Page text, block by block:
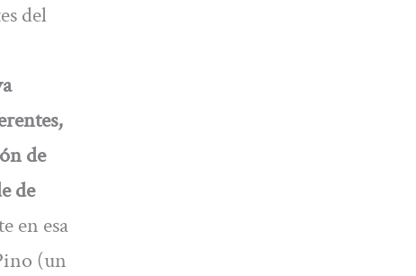
del
de
de
en esa
(un